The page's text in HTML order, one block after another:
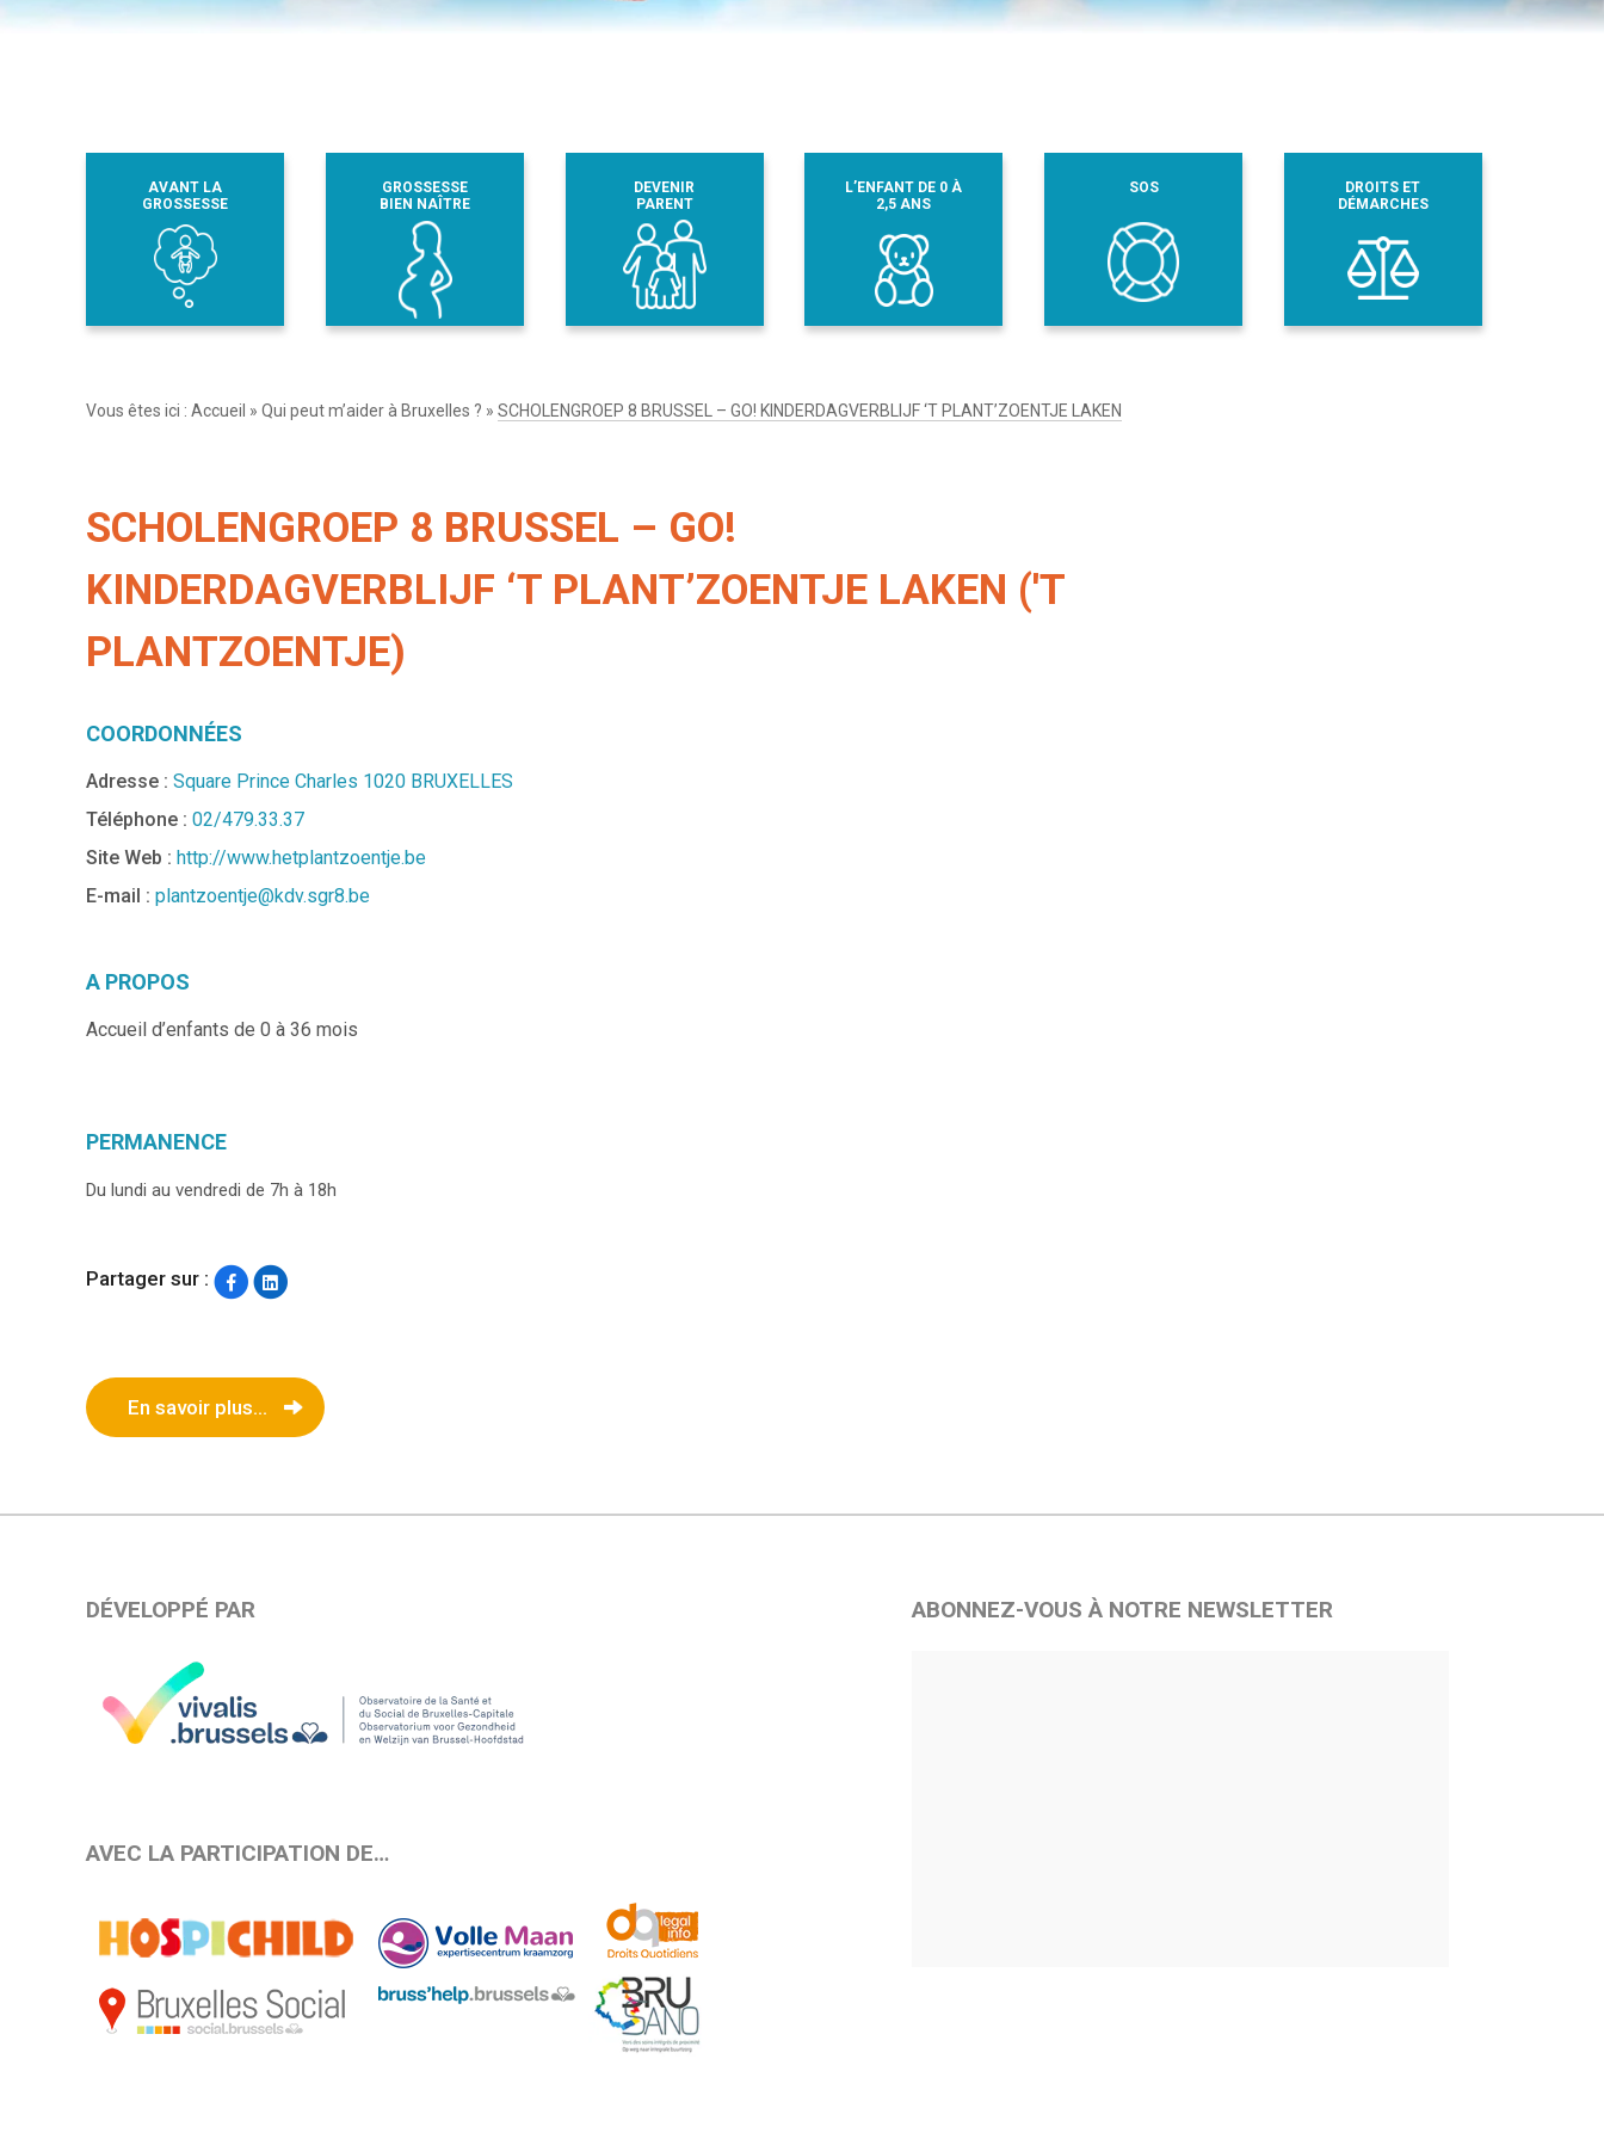
AVANT LA
GROSSESSE
GROSSESSE
BIEN NAÎTRE
DEVENIR
PARENT
L’ENFANT DE 0 À
2,5 ANS
SOS
DROITS ET
DÉMARCHES
Vous êtes ici : Accueil » Qui peut m’aider à Bruxelles ? » SCHOLENGROEP 8 BRUSSEL – GO! KINDERDAGVERBLIJF ‘T PLANT’ZOENTJE LAKEN
SCHOLENGROEP 8 BRUSSEL – GO!
KINDERDAGVERBLIJF ‘T PLANT’ZOENTJE LAKEN ('T
PLANTZOENTJE)
COORDONNÉES
Adresse : Square Prince Charles 1020 BRUXELLES
Téléphone : 02/479.33.37
Site Web : http://www.hetplantzoentje.be
E-mail : plantzoentje@kdv.sgr8.be
A PROPOS
Accueil d’enfants de 0 à 36 mois
PERMANENCE
Du lundi au vendredi de 7h à 18h
Partager sur :
En savoir plus...
DÉVELOPPÉ PAR
AVEC LA PARTICIPATION DE…
ABONNEZ-VOUS À NOTRE NEWSLETTER